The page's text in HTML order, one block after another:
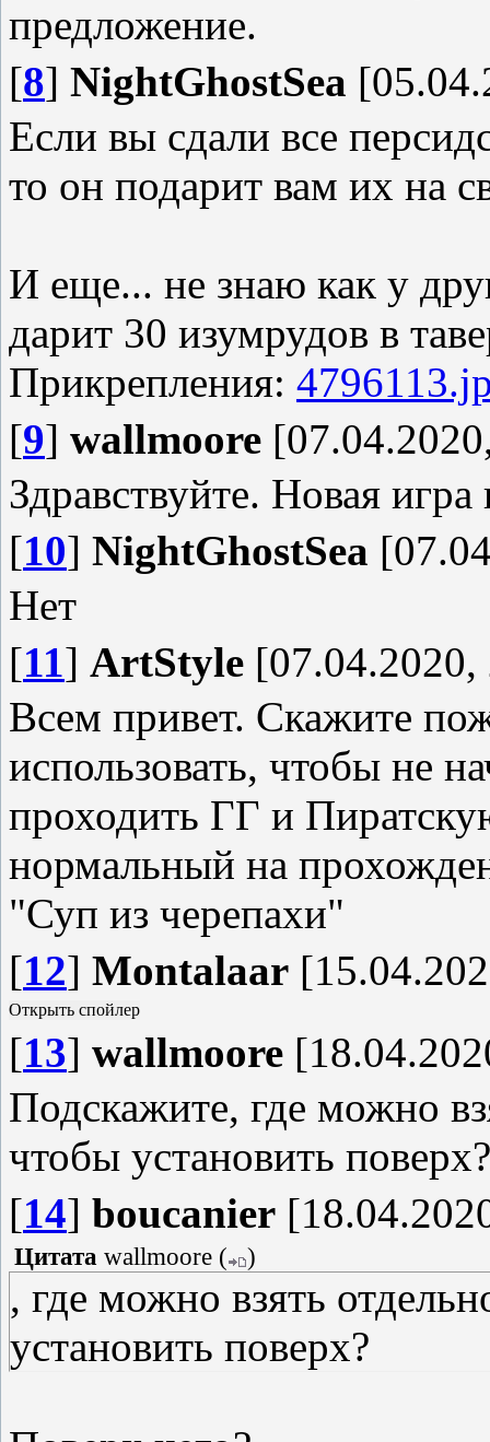
предложение.
[8] NightGhostSea
Если вы сдали все
то он подарит вам их на
И еще... не знаю как у
дарит 30 изумрудов в
Прикрепления:
[9] wallmoore
Здравствуйте. Новая
[10] NightGhostSea
Нет
[11] ArtStyle
Всем привет. Скажите
использовать, чтобы не
проходить ГГ и
нормальный на
"Суп из черепахи"
[12] Montalaar
[13] wallmoore
Подскажите, где можно
чтобы установить поверх?
[14] boucanier
Цитата wallmoore ( )
, где можно взять
установить поверх?